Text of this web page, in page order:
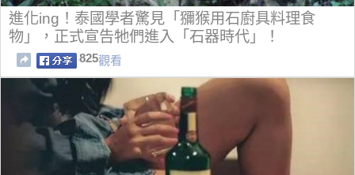
進化ing！泰國學者驚見「獼猴用石廚具料理食
物」，正式宣告牠們進入「石器時代」！
825觀看